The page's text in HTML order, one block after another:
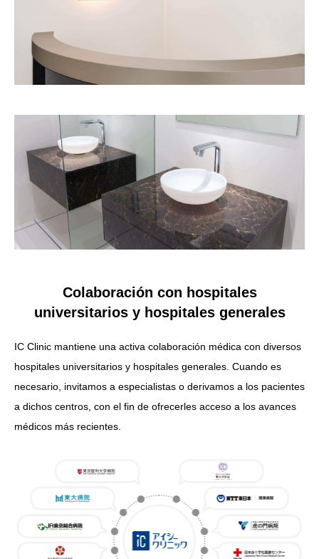
Colaboración con hospitales
universitarios y hospitales generales
IC Clinic mantiene una activa colaboración médica con diversos
hospitales universitarios y hospitales generales. Cuando es
necesario, invitamos a especialistas o derivamos a los pacientes
a dichos centros, con el fin de ofrecerles acceso a los avances
médicos más recientes.